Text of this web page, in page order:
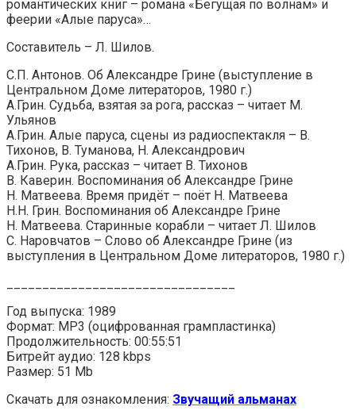
романтических книг – романа «Бегущая по волнам» и
феерии «Алые паруса»…
Составитель – Л. Шилов.
С.П. Антонов. Об Александре Грине (выступление в
Центральном Доме литераторов, 1980 г.)
А.Грин. Судьба, взятая за рога, рассказ – читает М.
Ульянов
А.Грин. Алые паруса, сцены из радиоспектакля – В.
Тихонов, В. Туманова, Н. Александрович
А.Грин. Рука, рассказ – читает В. Тихонов
В. Каверин. Воспоминания об Александре Грине
Н. Матвеева. Время придёт – поёт Н. Матвеева
Н.Н. Грин. Воспоминания об Александре Грине
Н. Матвеева. Старинные корабли – читает Л. Шилов
С. Наровчатов – Слово об Александре Грине (из
выступления в Центральном Доме литераторов, 1980 г.)
Год выпуска: 1989
Формат: MP3 (оцифрованная грампластинка)
Продолжительность: 00:55:51
Битрейт аудио: 128 kbps
Размер: 51 Mb
Скачать для ознакомления: Звучащий альманах